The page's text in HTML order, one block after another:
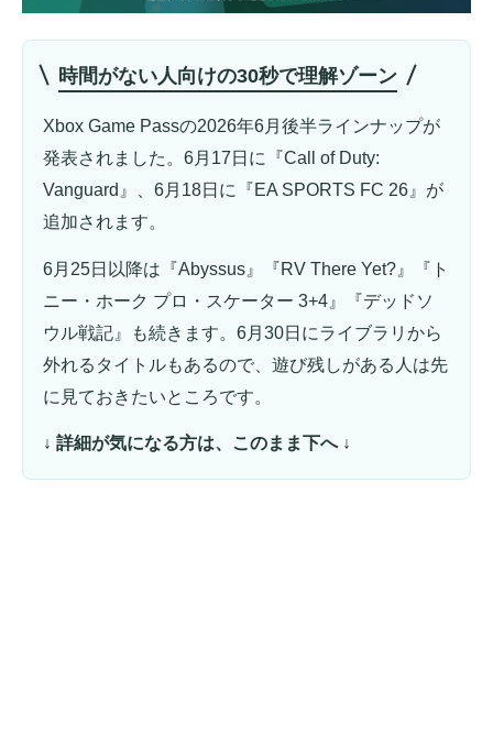
時間がない人向けの30秒で理解ゾーン
Xbox Game Passの2026年6月後半ラインナップが
発表されました。6月17日に『Call of Duty:
Vanguard』、6月18日に『EA SPORTS FC 26』が
追加されます。
6月25日以降は『Abyssus』『RV There Yet?』『ト
ニー・ホーク プロ・スケーター 3+4』『デッドソ
ウル戦記』も続きます。6月30日にライブラリから
外れるタイトルもあるので、遊び残しがある人は先
に見ておきたいところです。
↓ 詳細が気になる方は、このまま下へ ↓